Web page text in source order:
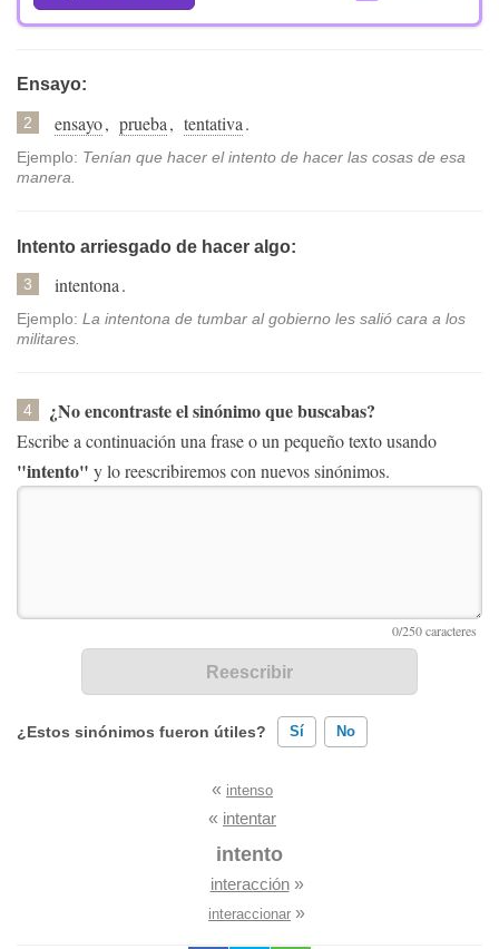
Ensayo:
2 ensayo, prueba, tentativa.
Ejemplo: Tenían que hacer el intento de hacer las cosas de esa
manera.
Intento arriesgado de hacer algo:
3 intentona.
Ejemplo: La intentona de tumbar al gobierno les salió cara a los
militares.
4 ¿No encontraste el sinónimo que buscabas?
Escribe a continuación una frase o un pequeño texto usando
"intento" y lo reescribiremos con nuevos sinónimos.
¿Estos sinónimos fueron útiles? Sí No
Existen sinónimos incorrectos
Ninguno de los sinónimos presentados me ayudó
« intenso
« intentar
intento
interacción»
interaccionar »